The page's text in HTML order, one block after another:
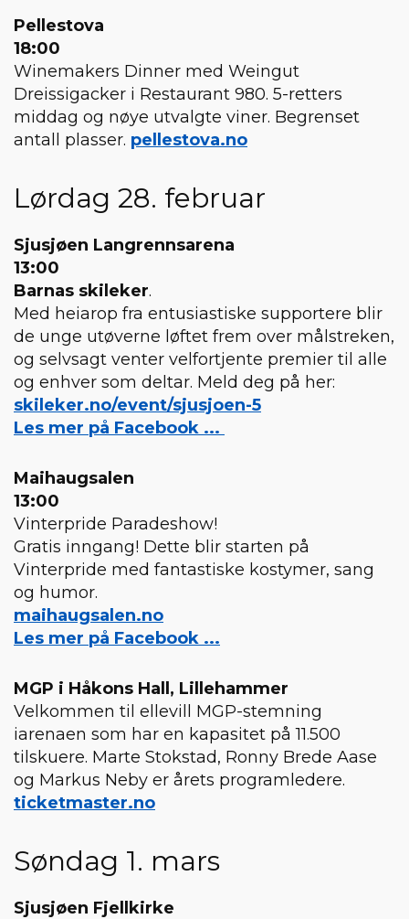
Pellestova
18:00
Winemakers Dinner med Weingut
Dreissigacker i Restaurant 980. 5-retters
middag og nøye utvalgte viner. Begrenset
antall plasser. pellestova.no
Lørdag 28. februar
Sjusjøen Langrennsarena
13:00
Barnas skileker.
Med heiarop fra entusiastiske supportere blir
de unge utøverne løftet frem over målstreken,
og selvsagt venter velfortjente premier til alle
og enhver som deltar. Meld deg på her:
skileker.no/event/sjusjoen-5
Les mer på Facebook ...
Maihaugsalen
13:00
Vinterpride Paradeshow!
Gratis inngang! Dette blir starten på
Vinterpride med fantastiske kostymer, sang
og humor.
maihaugsalen.no
Les mer på Facebook ...
MGP i Håkons Hall, Lillehammer
Velkommen til ellevill MGP-stemning
iarenaen som har en kapasitet på 11.500
tilskuere. Marte Stokstad, Ronny Brede Aase
og Markus Neby er årets programledere.
ticketmaster.no
Søndag 1. mars
Sjusjøen Fjellkirke